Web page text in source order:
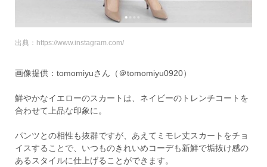
出典：https://www.instagram.com/
画像提供：tomomiyuさん（＠tomomiyu0920）
鮮やかなイエローのスカートは、ネイビーのトレンチコートを
合わせて上品な印象に。
パンツとの相性も抜群ですが、あえてミモレ丈スカートをチョ
イスすることで、いつものきれいめコーデも新鮮で垢抜け感の
あるスタイルに仕上げることができます。